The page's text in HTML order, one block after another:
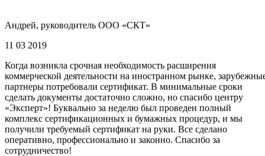
Андрей, руководитель ООО «СКТ»
11 03 2019
Когда возникла срочная необходимость расширения
коммерческой деятельности на иностранном рынке,
партнеры потребовали сертификат. В минимальные сроки
сделать документы достаточно сложно, но спасибо центру
«Эксперт»! Буквально за неделю был проведен полный
комплекс сертификационных и бумажных процедур, и мы
получили требуемый сертификат на руки. Все сделано
оперативно, профессионально и законно. Спасибо за
сотрудничество!